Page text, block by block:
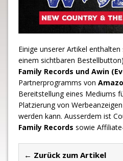
Einige unserer Artikel enthalten
einem sichtbaren
Family Records und Awin
Partnerprogramms von
Bereitstellung eines Mediums
Platzierung von
werden kann. Ausserdem ist
Family Records sowie
← Zurück zum Artikel